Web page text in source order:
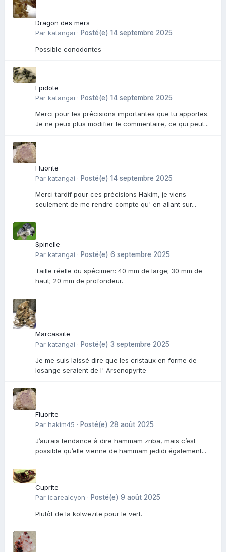
Dragon des mers
Par katangai · Posté(e) 14 septembre 2025
Possible conodontes
Epidote
Par katangai · Posté(e) 14 septembre 2025
Merci pour les précisions importantes que tu apportes.
Je ne peux plus modifier le commentaire, ce qui peut...
Fluorite
Par katangai · Posté(e) 14 septembre 2025
Merci tardif pour ces précisions Hakim, je viens
seulement de me rendre compte qu' en allant sur...
Spinelle
Par katangai · Posté(e) 6 septembre 2025
Taille réelle du spécimen: 40 mm de large; 30 mm de
haut; 20 mm de profondeur.
Marcassite
Par katangai · Posté(e) 3 septembre 2025
Je me suis laissé dire que les cristaux en forme de
losange seraient de l' Arsenopyrite
Fluorite
Par hakim45 · Posté(e) 28 août 2025
J’aurais tendance à dire hammam zriba, mais c’est
possible qu’elle vienne de hammam jedidi également...
Cuprite
Par icarealcyon · Posté(e) 9 août 2025
Plutôt de la kolwezite pour le vert.